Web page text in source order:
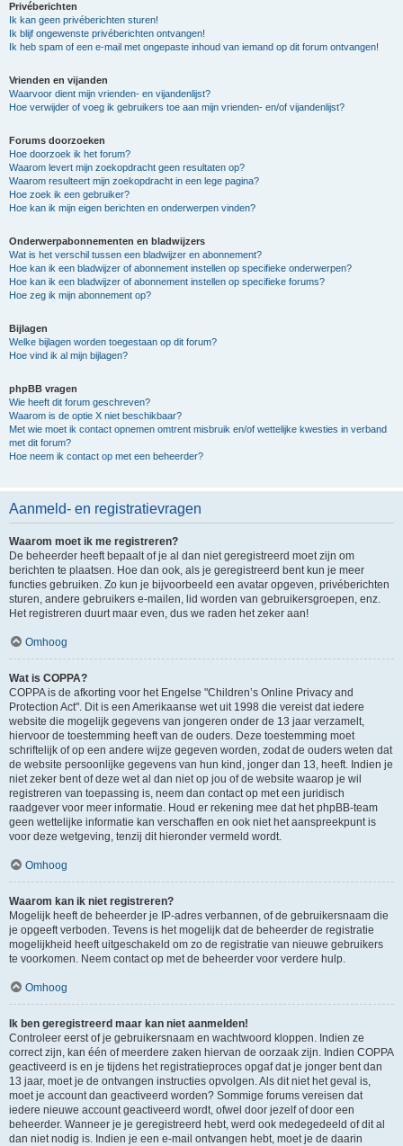
Privéberichten
Ik kan geen privéberichten sturen!
Ik blijf ongewenste privéberichten ontvangen!
Ik heb spam of een e-mail met ongepaste inhoud van iemand op dit forum ontvangen!
Vrienden en vijanden
Waarvoor dient mijn vrienden- en vijandenlijst?
Hoe verwijder of voeg ik gebruikers toe aan mijn vrienden- en/of vijandenlijst?
Forums doorzoeken
Hoe doorzoek ik het forum?
Waarom levert mijn zoekopdracht geen resultaten op?
Waarom resulteert mijn zoekopdracht in een lege pagina?
Hoe zoek ik een gebruiker?
Hoe kan ik mijn eigen berichten en onderwerpen vinden?
Onderwerpabonnementen en bladwijzers
Wat is het verschil tussen een bladwijzer en abonnement?
Hoe kan ik een bladwijzer of abonnement instellen op specifieke onderwerpen?
Hoe kan ik een bladwijzer of abonnement instellen op specifieke forums?
Hoe zeg ik mijn abonnement op?
Bijlagen
Welke bijlagen worden toegestaan op dit forum?
Hoe vind ik al mijn bijlagen?
phpBB vragen
Wie heeft dit forum geschreven?
Waarom is de optie X niet beschikbaar?
Met wie moet ik contact opnemen omtrent misbruik en/of wettelijke kwesties in verband
met dit forum?
Hoe neem ik contact op met een beheerder?
Aanmeld- en registratievragen
Waarom moet ik me registreren?
De beheerder heeft bepaalt of je al dan niet geregistreerd moet zijn om
berichten te plaatsen. Hoe dan ook, als je geregistreerd bent kun je meer
functies gebruiken. Zo kun je bijvoorbeeld een avatar opgeven, privéberichten
sturen, andere gebruikers e-mailen, lid worden van gebruikersgroepen, enz.
Het registreren duurt maar even, dus we raden het zeker aan!
Omhoog
Wat is COPPA?
COPPA is de afkorting voor het Engelse "Children’s Online Privacy and
Protection Act". Dit is een Amerikaanse wet uit 1998 die vereist dat iedere
website die mogelijk gegevens van jongeren onder de 13 jaar verzamelt,
hiervoor de toestemming heeft van de ouders. Deze toestemming moet
schriftelijk of op een andere wijze gegeven worden, zodat de ouders weten dat
de website persoonlijke gegevens van hun kind, jonger dan 13, heeft. Indien je
niet zeker bent of deze wet al dan niet op jou of de website waarop je wil
registreren van toepassing is, neem dan contact op met een juridisch
raadgever voor meer informatie. Houd er rekening mee dat het phpBB-team
geen wettelijke informatie kan verschaffen en ook niet het aanspreekpunt is
voor deze wetgeving, tenzij dit hieronder vermeld wordt.
Omhoog
Waarom kan ik niet registreren?
Mogelijk heeft de beheerder je IP-adres verbannen, of de gebruikersnaam die
je opgeeft verboden. Tevens is het mogelijk dat de beheerder de registratie
mogelijkheid heeft uitgeschakeld om zo de registratie van nieuwe gebruikers
te voorkomen. Neem contact op met de beheerder voor verdere hulp.
Omhoog
Ik ben geregistreerd maar kan niet aanmelden!
Controleer eerst of je gebruikersnaam en wachtwoord kloppen. Indien ze
correct zijn, kan één of meerdere zaken hiervan de oorzaak zijn. Indien COPPA
geactiveerd is en je tijdens het registratieproces opgaf dat je jonger bent dan
13 jaar, moet je de ontvangen instructies opvolgen. Als dit niet het geval is,
moet je account dan geactiveerd worden? Sommige forums vereisen dat
iedere nieuwe account geactiveerd wordt, ofwel door jezelf of door een
beheerder. Wanneer je je geregistreerd hebt, werd ook medegedeeld of dit al
dan niet nodig is. Indien je een e-mail ontvangen hebt, moet je de daarin